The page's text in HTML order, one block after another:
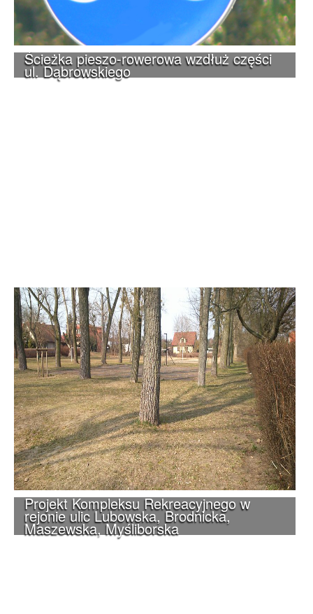
Ścieżka pieszo-rowerowa wzdłuż części
ul. Dąbrowskiego
Projekt Kompleksu Rekreacyjnego w
rejonie ulic Lubowska, Brodnicka,
Maszewska, Myśliborska